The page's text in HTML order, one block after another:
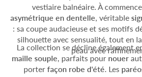
vestiaire balnéaire. À
asymétrique en dentelle, véritable
: sa coupe audacieuse et ses motifs
silhouette avec sensualité, tout en
peau avec
La collection se décline également
maille souple, parfaits pour nouer
porterfaçon robe d'été. Les